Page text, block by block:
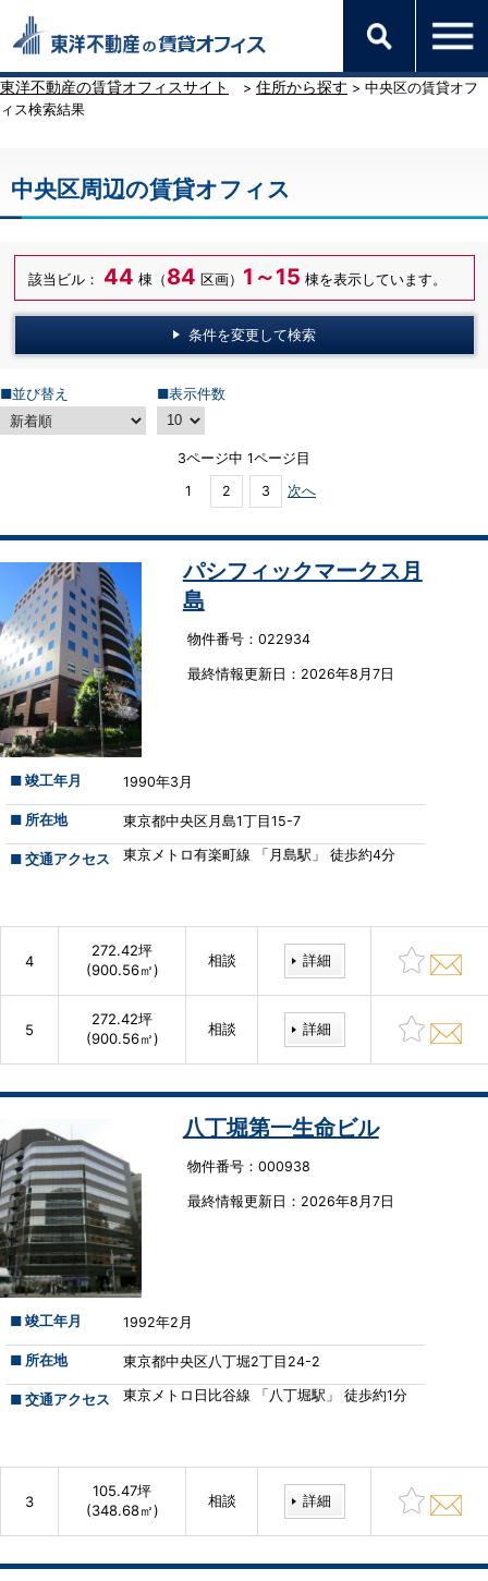
東洋不動産の賃貸オフィスサイト > 住所から探す > 中央区の賃貸オフ
ィス検索結果
中央区周辺の賃貸オフィス
該当ビル： 44 棟（ 84 区画） 1～15 棟を表示しています。
条件を変更して検索
■並び替え ■表示件数
3ページ中 1ページ目
1
2 3 次へ
パシフィックマークス月
島
物件番号：022934
最終情報更新⽇：2026年8月7日
■ 竣工年月 1990年3月
■ 所在地 東京都中央区月島1丁目15-7
■ 交通アクセス 東京メトロ有楽町線 「月島駅」 徒歩約4分
4
272.42坪
(900.56㎡)
相談 詳細
5
272.42坪
(900.56㎡)
相談 詳細
八丁堀第一生命ビル
物件番号：000938
最終情報更新⽇：2026年8月7日
■ 竣工年月 1992年2月
■ 所在地 東京都中央区八丁堀2丁目24-2
■ 交通アクセス 東京メトロ日比谷線 「八丁堀駅」 徒歩約1分
3
105.47坪
(348.68㎡)
相談 詳細